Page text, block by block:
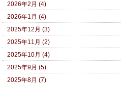
2026年2月 (4)
2026年1月 (4)
2025年12月 (3)
2025年11月 (2)
2025年10月 (4)
2025年9月 (5)
2025年8月 (7)